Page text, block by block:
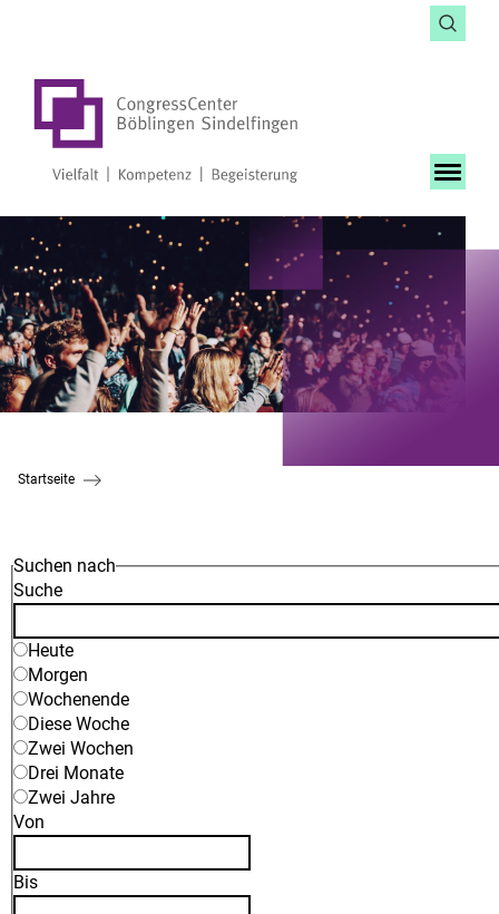
Startseite
Suchen nach
Suche
Heute
Morgen
Wochenende
Diese Woche
Zwei Wochen
Drei Monate
Zwei Jahre
Von
Bis